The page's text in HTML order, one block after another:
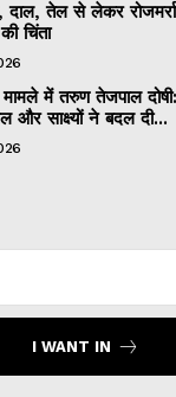
दाल, तेल से लेकर
चिंता
में तरुण तेजपाल दोषी:
और साक्ष्यों ने बदल दी...
I WANT IN